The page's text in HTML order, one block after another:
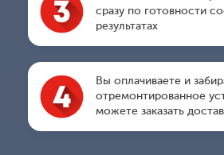
сразу по готовности
результатах
Вы оплачиваете и
отремонтированное
можете заказать